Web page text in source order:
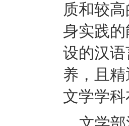
质和较
身实践
设的汉
养，且
文学学